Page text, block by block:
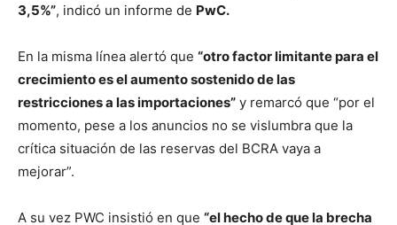
3,5%”, indicó un informe de PwC.
En la misma línea alertó que “otro factor limitante para el
crecimiento es el aumento sostenido de las
restricciones a las importaciones” y remarcó que “por el
momento, pese a los anuncios no se vislumbra que la
crítica situación de las reservas del BCRA vaya a
mejorar”.
A su vez PWC insistió en que “el hecho de que la brecha